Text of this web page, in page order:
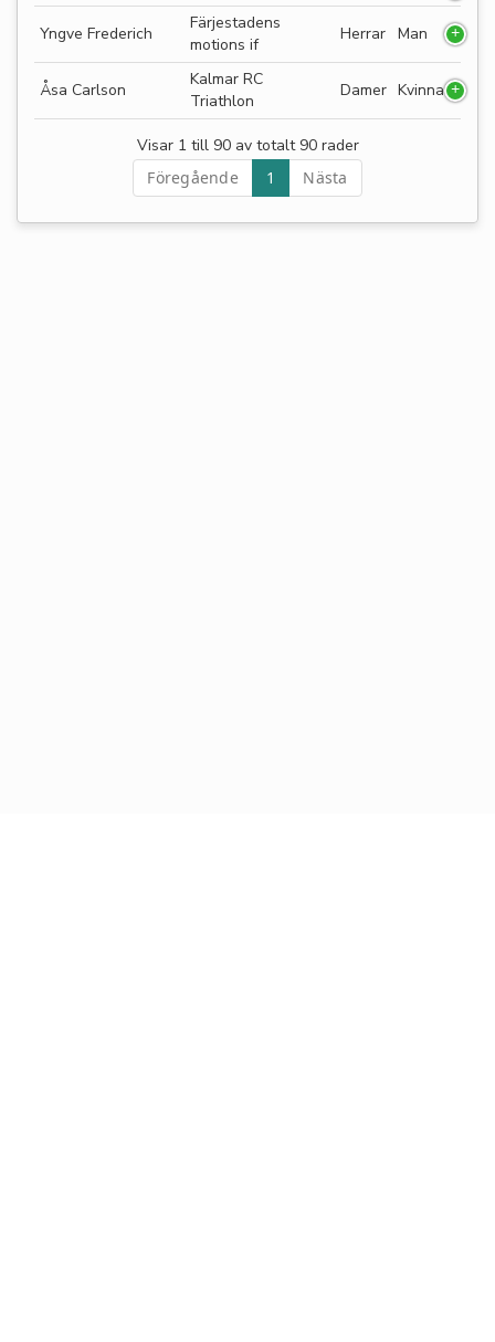
Yngve Frederich
Färjestadens
motions if
Herrar Man
Åsa Carlson
Kalmar RC
Triathlon
Damer Kvinna
Visar 1 till 90 av totalt 90 rader
Föregående
1 Nästa